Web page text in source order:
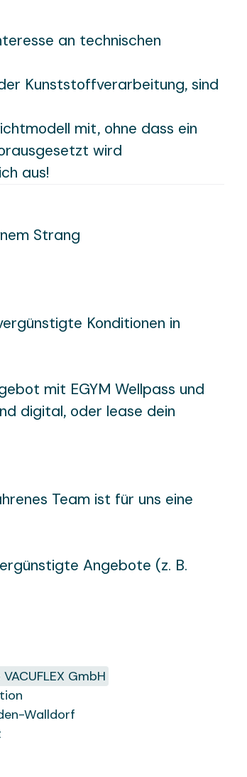
an technischen
Kunststoffverarbeitung, sind
mit, ohne dass ein
wird
aus!
Strang
Konditionen in
mit EGYM Wellpass und
digital, oder lease dein
Team ist für uns eine
Angebote (z. B.
GmbH
Walldorf